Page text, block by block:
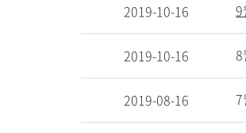
2019-10-16 9
2019-10-16 8
2019-08-16 7